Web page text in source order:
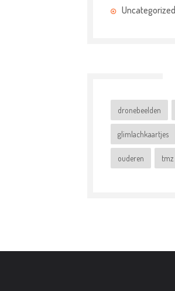
Uncategorized
dronebeelden
glimlachkaartjes
ouderen tmz